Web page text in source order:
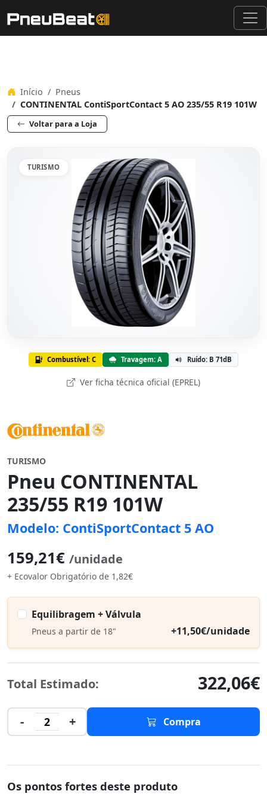
Início
Pneus
CONTINENTAL ContiSportContact 5 AO 235/55 R19 101W
Voltar para a Loja
TURISMO
Combustível: C Travagem: A Ruído: B 71dB
Ver ficha técnica oficial (EPREL)
TURISMO
Pneu CONTINENTAL
235/55 R19 101W
Modelo: ContiSportContact 5 AO
159,21€ /unidade
+ Ecovalor Obrigatório de 1,82€
Equilibragem + Válvula
Pneus a partir de 18" +11,50€/unidade
Total Estimado: 322,06€
- 2 + Compra
Os pontos fortes deste produto